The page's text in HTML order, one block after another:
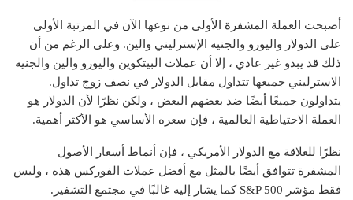
أصبحت العملة المشفرة الأولى من نوعها الآن في المرتبة الأولى
على الدولار واليورو والجنيه الإسترليني والين. وعلى الرغم من أن
ذلك قد يبدو غير عادي ، إلا أن عملات البيتكوين واليورو والين والجنيه
الاسترليني جميعها تتداول مقابل الدولار في نصف زوج تداول.
يتداولون جميعًا أيضًا ضد بعضهم البعض ، ولكن نظرًا لأن الدولار هو
العملة الاحتياطية العالمية ، فإن سعره الأساسي هو الأكثر أهمية.
نظرًا للعلاقة مع الدولار الأمريكي ، فإن أنماط أسعار الأصول
المشفرة تتوافق أيضًا بالمثل مع أفضل عملات الفوركس هذه ، وليس
فقط مؤشر S&P 500 كما يشار إليه غالبًا في مجتمع التشفير.